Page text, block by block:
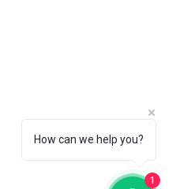
How can we help you?
1